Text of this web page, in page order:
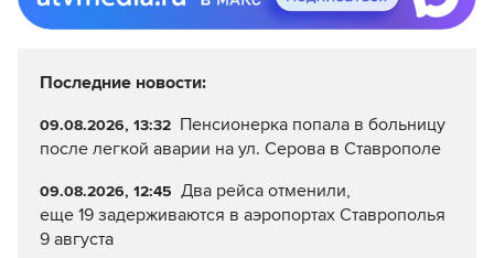
Последние новости:
09.08.2026, 13:32 Пенсионерка попала в больницу
после легкой аварии на ул. Серова в Ставрополе
09.08.2026, 12:45 Два рейса отменили,
еще 19 задерживаются в аэропортах Ставрополья
9 августа